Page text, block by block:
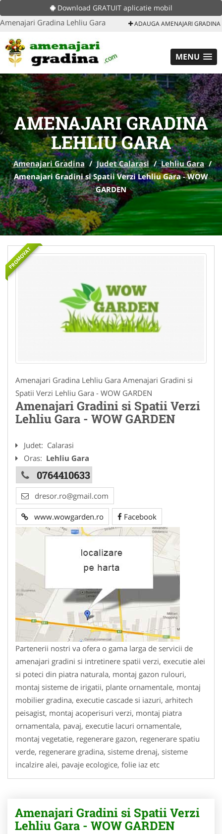
Download GRATUIT aplicatie mobil
Amenajari Gradina Lehliu Gara ADAUGA AMENAJARI GRADINA
MENU
AMENAJARI GRADINA
LEHLIU GARA
Amenajari Gradina / Judet Calarasi / Lehliu Gara /
Amenajari Gradini si Spatii Verzi Lehliu Gara - WOW
GARDEN
PROMOVAT
Amenajari Gradina Lehliu Gara Amenajari Gradini si
Spatii Verzi Lehliu Gara - WOW GARDEN
Amenajari Gradini si Spatii Verzi
Lehliu Gara - WOW GARDEN
Judet: Calarasi
Oras: Lehliu Gara
0764410633
dresor.ro@gmail.com
www.wowgarden.ro Facebook
Partenerii nostri va ofera o gama larga de servicii de
amenajari gradini si intretinere spatii verzi, executie alei
si poteci din piatra naturala, montaj gazon rulouri,
montaj sisteme de irigatii, plante ornamentale, montaj
mobilier gradina, executie cascade si iazuri, arhitech
peisagist, montaj acoperisuri verzi, montaj piatra
ornamentala, pavaj, executie lacuri ornamentale,
montaj vegetatie, regenerare gazon, regenerare spatiu
verde, regenerare gradina, sisteme drenaj, sisteme
incalzire alei, pavaje ecologice, folie iaz etc
Amenajari Gradini si Spatii Verzi
Lehliu Gara - WOW GARDEN